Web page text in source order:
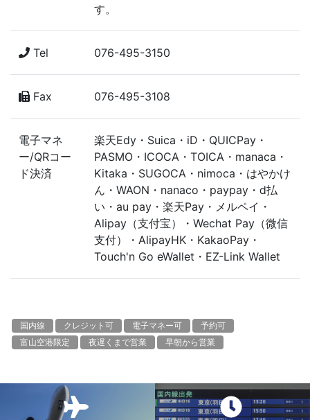
す。
Tel 076-495-3150
Fax 076-495-3108
電子マネ
ー/QRコー
ド決済
楽天Edy・Suica・iD・QUICPay・
PASMO・ICOCA・TOICA・manaca・
Kitaka・SUGOCA・nimoca・はやかけ
ん・WAON・nanaco・paypay・ⅾ払
い・au pay・楽天Pay・メルペイ・
Alipay（支付宝）・Wechat Pay（微信
支付）・AlipayHK・KakaoPay・
Touch'n Go eWallet・EZ-Link Wallet
国内線 クレジット可 電子マネー可
予約可
富山空港限定
夜遅くまで営業 早朝から営業